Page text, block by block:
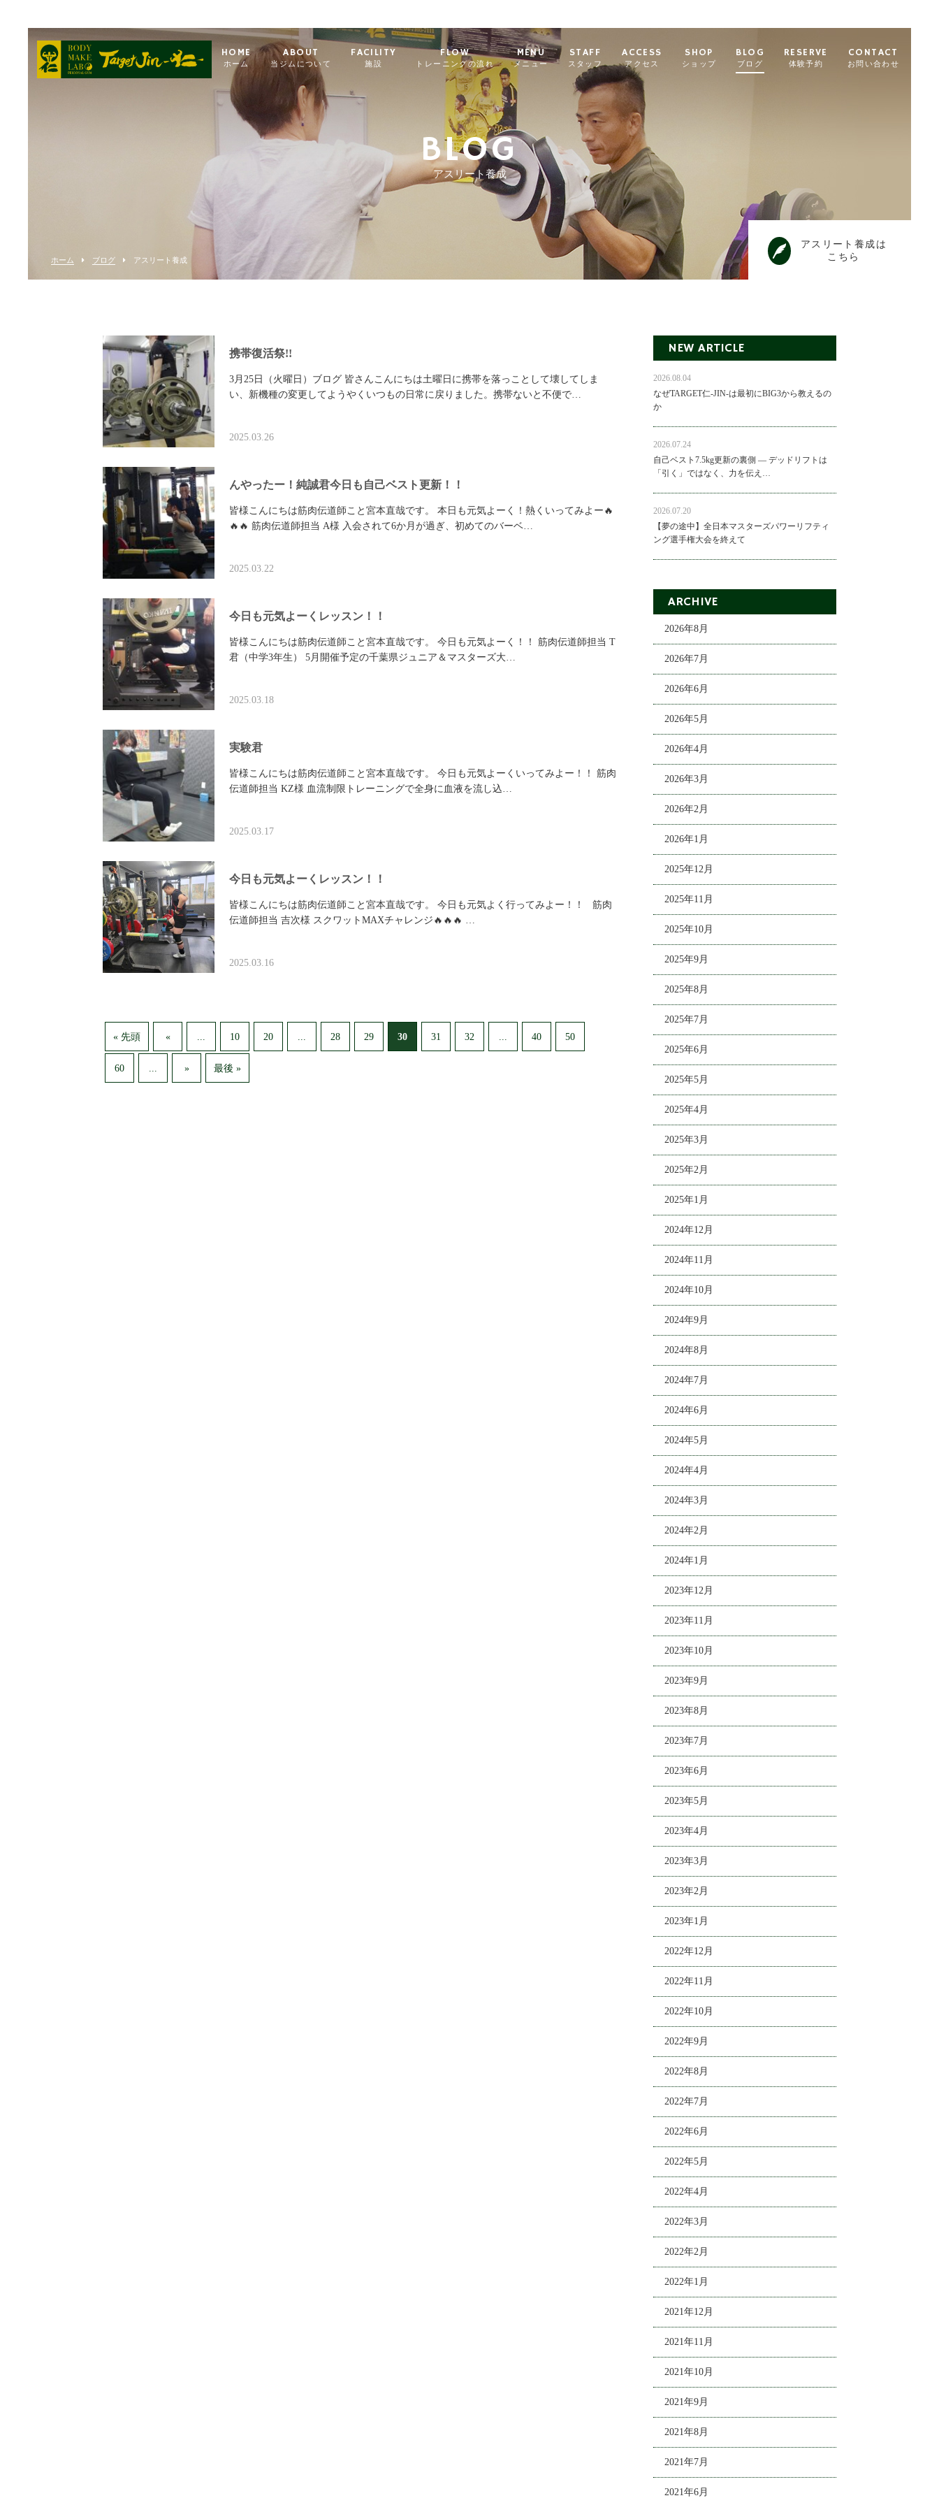
HOME
ホーム
ABOUT
当ジムについて
FACILITY
施設
FLOW
トレーニングの流れ
MENU
メニュー
STAFF
スタッフ
ACCESS
アクセス
SHOP
ショップ
BLOG
ブログ
RESERVE
体験予約
CONTACT
お問い合わせ
BLOG
アスリート養成
ホーム ブログ アスリート養成
アスリート養成は
こちら
携帯復活祭!!
3月25日（火曜日）ブログ 皆さんこんにちは土曜日に携帯を落っことして壊してしま
い、新機種の変更してようやくいつもの日常に戻りました。携帯ないと不便で…
2025.03.26
んやったー！純誠君今日も自己ベスト更新！！
皆様こんにちは筋肉伝道師こと宮本直哉です。 本日も元気よーく！熱くいってみよー🔥
🔥🔥 筋肉伝道師担当 A様 入会されて6か月が過ぎ、初めてのバーベ…
2025.03.22
今日も元気よーくレッスン！！
皆様こんにちは筋肉伝道師こと宮本直哉です。 今日も元気よーく！！ 筋肉伝道師担当 T
君（中学3年生） 5月開催予定の千葉県ジュニア＆マスターズ大…
2025.03.18
実験君
皆様こんにちは筋肉伝道師こと宮本直哉です。 今日も元気よーくいってみよー！！ 筋肉
伝道師担当 KZ様 血流制限トレーニングで全身に血液を流し込…
2025.03.17
今日も元気よーくレッスン！！
皆様こんにちは筋肉伝道師こと宮本直哉です。 今日も元気よく行ってみよー！！ 筋肉
伝道師担当 吉次様 スクワットMAXチャレンジ🔥🔥🔥 …
2025.03.16
« 先頭 « ... 10 20 ... 28 29 30 31 32 ... 40 50
60 » 最後 »
NEW ARTICLE
2026.08.04
なぜTARGET仁-JIN-は最初にBIG3から教えるの
か
2026.07.24
自己ベスト7.5kg更新の裏側 ― デッドリフトは
「引く」ではなく、力を伝え…
2026.07.20
【夢の途中】全日本マスターズパワーリフティ
ング選手権大会を終えて
ARCHIVE
2026年8月
2026年7月
2026年6月
2026年5月
2026年4月
2026年3月
2026年2月
2026年1月
2025年12月
2025年11月
2025年10月
2025年9月
2025年8月
2025年7月
2025年6月
2025年5月
2025年4月
2025年3月
2025年2月
2025年1月
2024年12月
2024年11月
2024年10月
2024年9月
2024年8月
2024年7月
2024年6月
2024年5月
2024年4月
2024年3月
2024年2月
2024年1月
2023年12月
2023年11月
2023年10月
2023年9月
2023年8月
2023年7月
2023年6月
2023年5月
2023年4月
2023年3月
2023年2月
2023年1月
2022年12月
2022年11月
2022年10月
2022年9月
2022年8月
2022年7月
2022年6月
2022年5月
2022年4月
2022年3月
2022年2月
2022年1月
2021年12月
2021年11月
2021年10月
2021年9月
2021年8月
2021年7月
2021年6月